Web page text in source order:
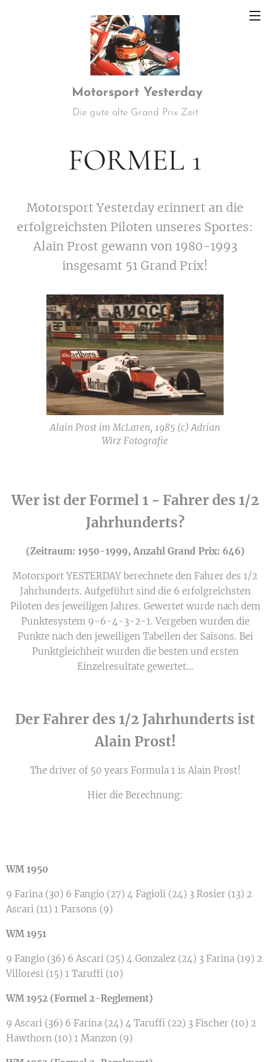
Motorsport Yesterday
Die gute alte Grand Prix Zeit
FORMEL 1
Motorsport Yesterday erinnert an die
erfolgreichsten Piloten unseres Sportes:
Alain Prost gewann von 1980-1993
insgesamt 51 Grand Prix!
Alain Prost im McLaren, 1985 (c) Adrian
Wirz Fotografie
Wer ist der Formel 1 - Fahrer des 1/2
Jahrhunderts?
(Zeitraum: 1950-1999, Anzahl Grand Prix: 646)
Motorsport YESTERDAY berechnete den Fahrer des 1/2
Jahrhunderts. Aufgeführt sind die 6 erfolgreichsten
Piloten des jeweiligen Jahres. Gewertet wurde nach dem
Punktesystem 9-6-4-3-2-1. Vergeben wurden die
Punkte nach den jeweiligen Tabellen der Saisons. Bei
Punktgleichheit wurden die besten und ersten
Einzelresultate gewertet...
Der Fahrer des 1/2 Jahrhunderts ist
Alain Prost!
The driver of 50 years Formula 1 is Alain Prost!
Hier die Berechnung:
WM 1950
9 Farina (30) 6 Fangio (27) 4 Fagioli (24) 3 Rosier (13) 2
Ascari (11) 1 Parsons (9)
WM 1951
9 Fangio (36) 6 Ascari (25) 4 Gonzalez (24) 3 Farina (19) 2
Villoresi (15) 1 Taruffi (10)
WM 1952 (Formel 2-Reglement)
9 Ascari (36) 6 Farina (24) 4 Taruffi (22) 3 Fischer (10) 2
Hawthorn (10) 1 Manzon (9)